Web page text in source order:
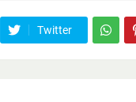
Twitter